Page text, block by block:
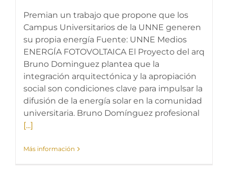
Premian un trabajo que propone que los
Campus Universitarios de la UNNE generen
su propia energía Fuente: UNNE Medios
ENERGÍA FOTOVOLTAICA El Proyecto del arq
Bruno Dominguez plantea que la
integración arquitectónica y la apropiación
social son condiciones clave para impulsar la
difusión de la energía solar en la comunidad
universitaria. Bruno Domínguez profesional
[...]
Más información